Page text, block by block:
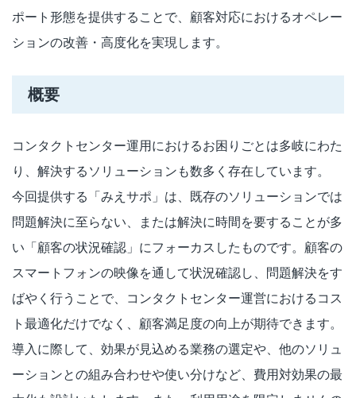
ポート形態を提供することで、顧客対応におけるオペレー
ションの改善・高度化を実現します。
概要
コンタクトセンター運用におけるお困りごとは多岐にわた
り、解決するソリューションも数多く存在しています。
今回提供する「みえサポ」は、既存のソリューションでは
問題解決に至らない、または解決に時間を要することが多
い「顧客の状況確認」にフォーカスしたものです。顧客の
スマートフォンの映像を通して状況確認し、問題解決をす
ばやく行うことで、コンタクトセンター運営におけるコス
ト最適化だけでなく、顧客満足度の向上が期待できます。
導入に際して、効果が見込める業務の選定や、他のソリュ
ーションとの組み合わせや使い分けなど、費用対効果の最